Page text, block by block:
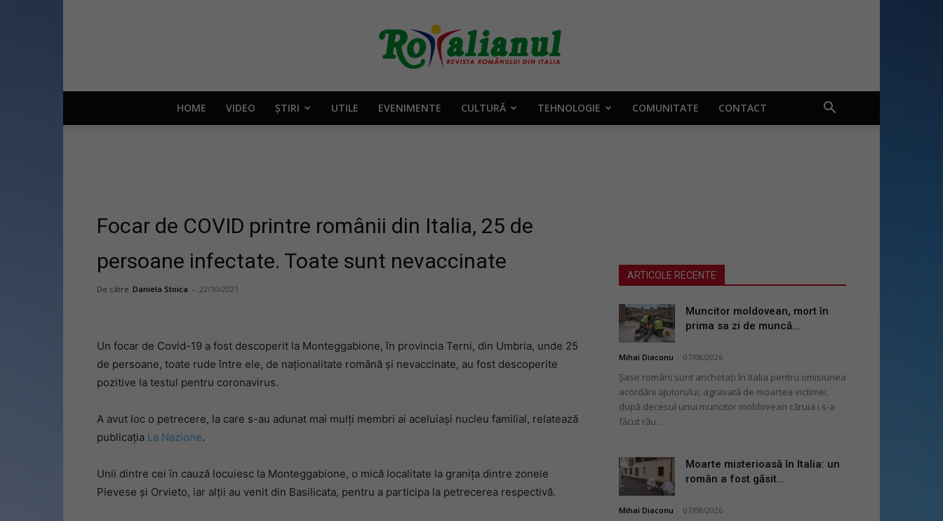
Rotalianul
din
HOME VIDEO ȘTIRI UTILE EVENIMENTE CULTURĂ TEHNOLOGIE COMUNITATE CONTACT
Focar de COVID printre românii din Italia, 25 de
persoane infectate. Toate sunt nevaccinate
De către Daniela Stoica - 22/10/2021
Un focar de Covid-19 a fost descoperit la Monteggabione, în provincia Terni, din Umbria, unde 25
de persoane, toate rude între ele, de naționalitate română și nevaccinate, au fost descoperite
pozitive la testul pentru coronavirus.
A avut loc o petrecere, la care s-au adunat mai mulți membri ai aceluiași nucleu familial, relatează
publicația La Nazione.
Unii dintre cei în cauză locuiesc la Monteggabione, o mică localitate la granița dintre zonele
Pievese și Orvieto, iar alții au venit din Basilicata, pentru a participa la petrecerea respectivă.
ARTICOLE RECENTE
Muncitor moldovean, mort în
prima sa zi de muncă...
Mihai Diaconu 07/08/2026
Șase români sunt anchetați în Italia pentru omisiunea
acordării ajutorului, agravată de moartea victimei,
după decesul unui muncitor moldovean căruia i s-a
făcut rău...
Moarte misterioasă în Italia: un
român a fost găsit...
Mihai Diaconu 07/08/2026